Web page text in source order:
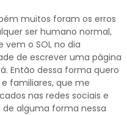
muitos foram os erros
ser humano normal,
o SOL no dia
de escrever uma página
Então dessa forma quero
familiares, que me
nas redes sociais e
alguma forma nessa